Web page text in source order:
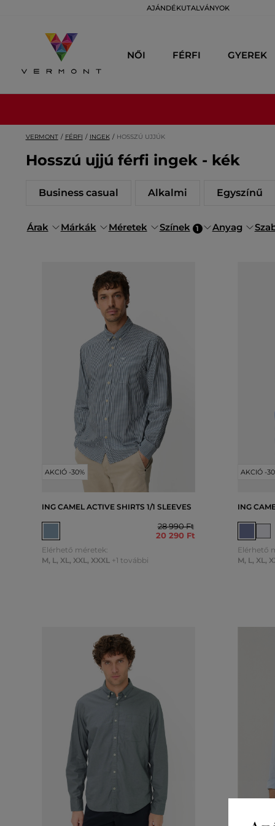
AJÁNDÉKUTALVÁNYOK
NŐI FÉRFI GYEREK
VERMONT FÉRFI INGEK HOSSZÚ UJJÚK
Hosszú ujjú férfi ingek - kék
Business casual Alkalmi Egyszínű
Árak Márkák Méretek Színek 1 Anyag
AKCIÓ -30%
ING CAMEL ACTIVE SHIRTS 1/1 SLEEVES
28 990 Ft
20 290 Ft
Elérhető méretek:
M, L, XL, XXL, XXXL +1 további
AKCIÓ -
ING
Elérhető
M, L, XL,